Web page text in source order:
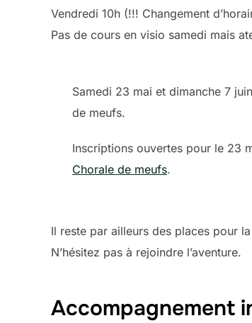
Vendredi 10h (!!! Changement
Pas de cours en visio samedi mais
Samedi 23 mai et dimanche 7
de meufs.
Inscriptions ouvertes pour le 23
Chorale de meufs.
Il reste par ailleurs des places pour la
N’hésitez pas à rejoindre l’aventure.
Accompagnement